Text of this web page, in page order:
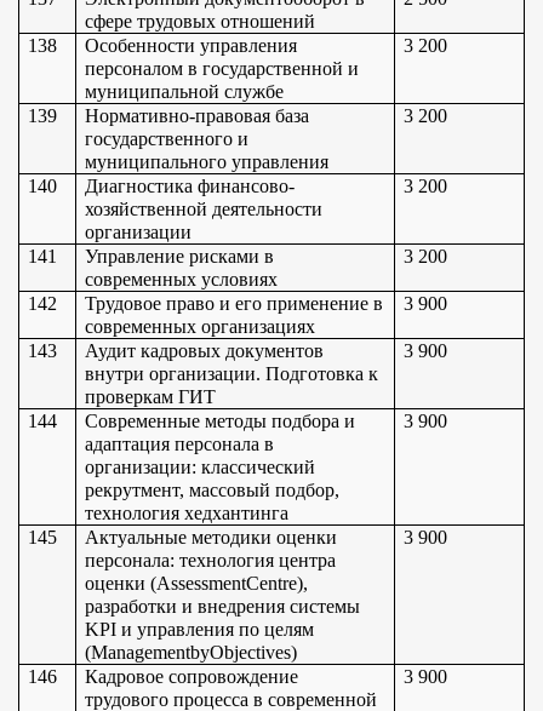
сфере трудовых отношений
138
Особенности управления
персоналом в государственной и
муниципальной службе
3 200
139
Нормативно-правовая база
государственного и
муниципального управления
3 200
140
Диагностика финансово-
хозяйственной деятельности
организации
3 200
141
Управление рисками в
современных условиях
3 200
142
Трудовое право и его применение в
современных организациях
3 900
143
Аудит кадровых документов
внутри организации. Подготовка к
проверкам ГИТ
3 900
144
Современные методы подбора и
адаптация персонала в
организации: классический
рекрутмент, массовый подбор,
технология хедхантинга
3 900
145
Актуальные методики оценки
персонала: технология центра
оценки (AssessmentCentre),
разработки и внедрения системы
KPI и управления по целям
(ManagementbyObjectives)
3 900
146
Кадровое сопровождение
трудового процесса в современной
3 900